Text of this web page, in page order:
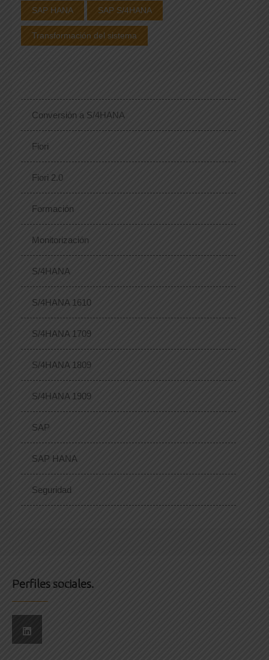
SAP HANA SAP S/4HANA
Transformación del sistema
Conversión a S/4HANA
Fiori
Fiori 2.0
Formación
Monitorización
S/4HANA
S/4HANA 1610
S/4HANA 1709
S/4HANA 1809
S/4HANA 1909
SAP
SAP HANA
Seguridad
Perfiles sociales.